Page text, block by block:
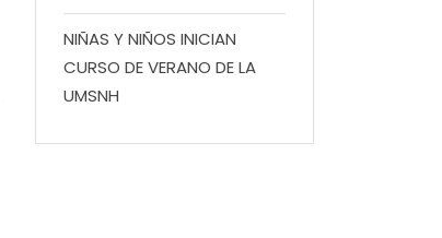
NIÑAS Y NIÑOS INICIAN
CURSO DE VERANO DE LA
UMSNH